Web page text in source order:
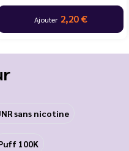
Ajouter 2,20 €
sans nicotine
100K